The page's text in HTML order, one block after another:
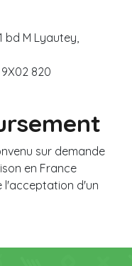
bd M Lyautey,
9X02 820
sur demande
en France
l'acceptation d'un